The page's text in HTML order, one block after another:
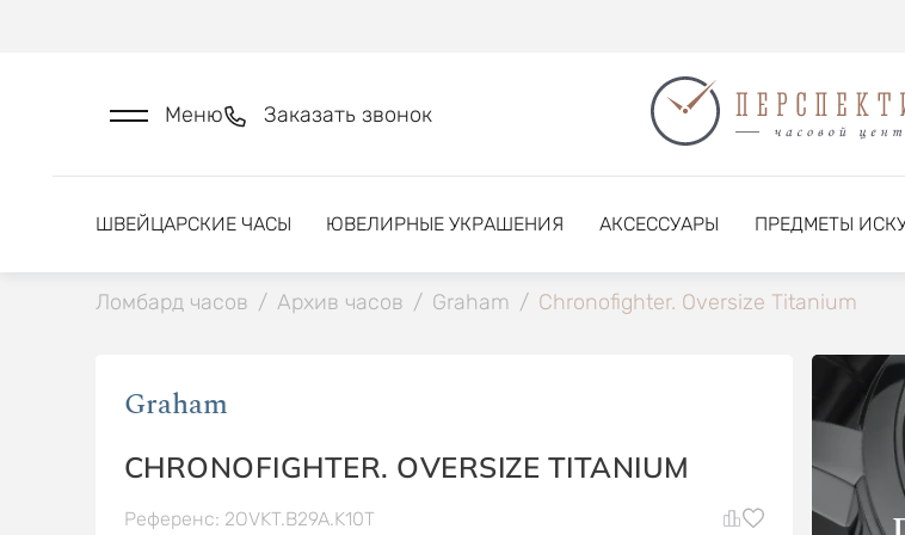
Меню Заказать звонок
ШВЕЙЦАРСКИЕ ЧАСЫ ЮВЕЛИРНЫЕ УКРАШЕНИЯ АКСЕССУАРЫ ПРЕДМЕТЫ
Ломбард часов / Архив часов / Graham / Chronofighter. Oversize Titanium
Graham
CHRONOFIGHTER. OVERSIZE TITANIUM
Референс: 2OVKT.B29A.K10T